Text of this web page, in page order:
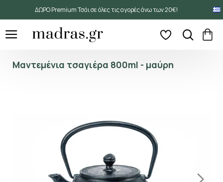
ΔΩΡΟ Premium Τσάι σε όλες τις αγορές άνω των 20€!
Μαντεμένια τσαγιέρα 800ml - μαύρη